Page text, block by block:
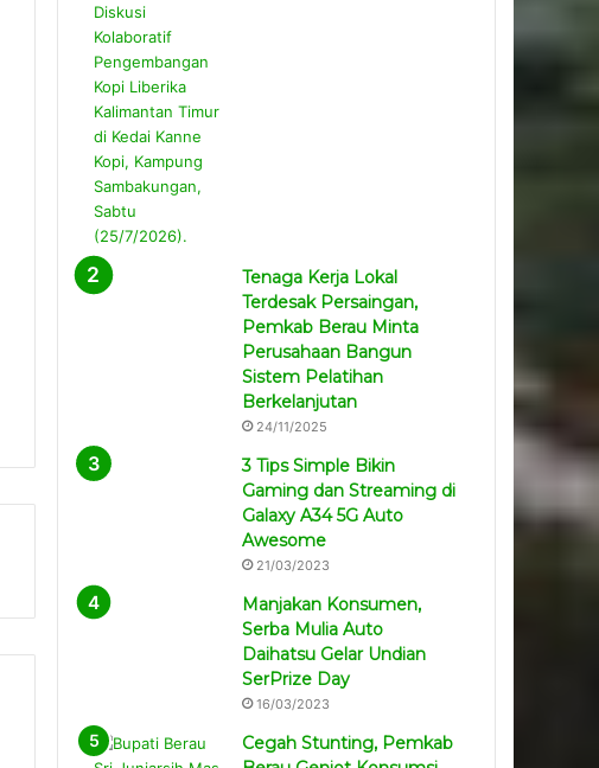
Tenaga Kerja Lokal
Terdesak Persaingan,
Pemkab Berau Minta
Perusahaan Bangun
Sistem Pelatihan
Berkelanjutan
24/11/2025
3 Tips Simple Bikin
Gaming dan Streaming di
Galaxy A34 5G Auto
Awesome
21/03/2023
Manjakan Konsumen,
Serba Mulia Auto
Daihatsu Gelar Undian
SerPrize Day
16/03/2023
Cegah Stunting, Pemkab